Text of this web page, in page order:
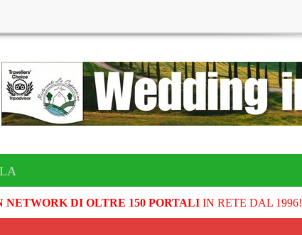
NETWORK DI OLTRE 150 PORTALIIN RETE DAL 1996!